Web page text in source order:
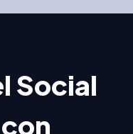
Social